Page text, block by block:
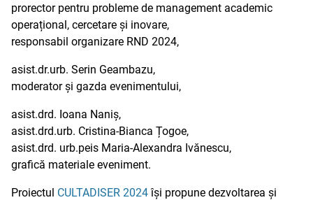
prorector pentru probleme de management academic
operațional, cercetare și inovare,
responsabil organizare RND 2024,
asist.dr.urb. Serin Geambazu,
moderator și gazda evenimentului,
asist.drd. Ioana Naniș,
asist.drd.urb. Cristina-Bianca Țogoe,
asist.drd. urb.peis Maria-Alexandra Ivănescu,
grafică materiale eveniment.
Proiectul CULTADISER 2024își propune dezvoltarea și